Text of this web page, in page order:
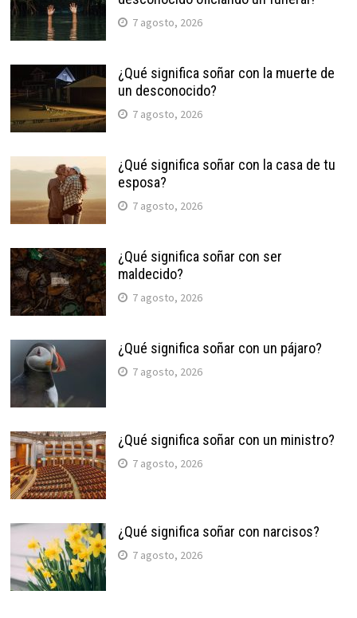
7 agosto, 2026
¿Qué significa soñar con la muerte de
un desconocido?
7 agosto, 2026
¿Qué significa soñar con la casa de tu
esposa?
7 agosto, 2026
¿Qué significa soñar con ser
maldecido?
7 agosto, 2026
¿Qué significa soñar con un pájaro?
7 agosto, 2026
¿Qué significa soñar con un ministro?
7 agosto, 2026
¿Qué significa soñar con narcisos?
7 agosto, 2026